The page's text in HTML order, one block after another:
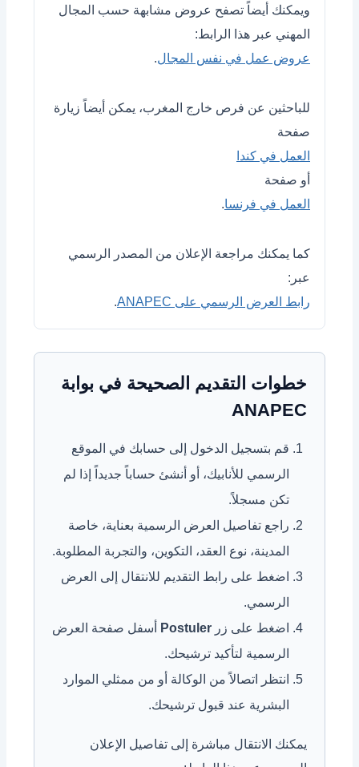
ويمكنك أيضاً تصفح عروض مشابهة حسب المجال
المهني عبر هذا الرابط:
عروض عمل في نفس المجال.
للباحثين عن فرص خارج المغرب، يمكن أيضاً زيارة
صفحة
العمل في كندا
أو صفحة
العمل في فرنسا.
كما يمكنك مراجعة الإعلان من المصدر الرسمي
عبر:
رابط العرض الرسمي على ANAPEC
.
خطوات التقديم الصحيحة في بوابة
ANAPEC
قم بتسجيل الدخول إلى حسابك في الموقع
الرسمي للأنابيك، أو أنشئ حساباً جديداً إذا لم
تكن مسجلاً.
راجع تفاصيل العرض الرسمية بعناية، خاصة
المدينة، نوع العقد، التكوين، والتجربة المطلوبة.
اضغط على رابط التقديم للانتقال إلى العرض
الرسمي.
اضغط على زر Postuler
أسفل صفحة العرض
الرسمية لتأكيد ترشيحك.
انتظر اتصالاً من الوكالة أو من ممثلي الموارد
البشرية عند قبول ترشيحك.
يمكنك الانتقال مباشرة إلى تفاصيل الإعلان